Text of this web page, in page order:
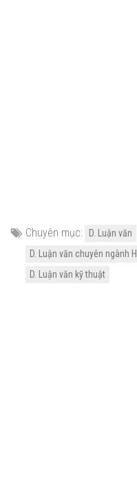
Chuyên mục:
D. Luận văn
D. Luận văn chuyên ngành
D. Luận văn kỹ thuật